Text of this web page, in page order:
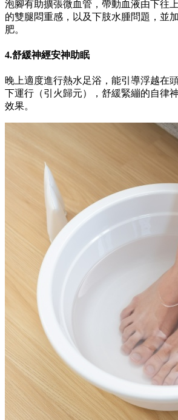
泡腳有助擴張微血管，帶動血液由下往
的雙腿悶重感，以及下肢水腫問題，並
肥。
4.舒緩神經安神助眠
晚上適度進行熱水足浴，能引導浮越在
下運行（引火歸元），舒緩緊繃的自律
效果。